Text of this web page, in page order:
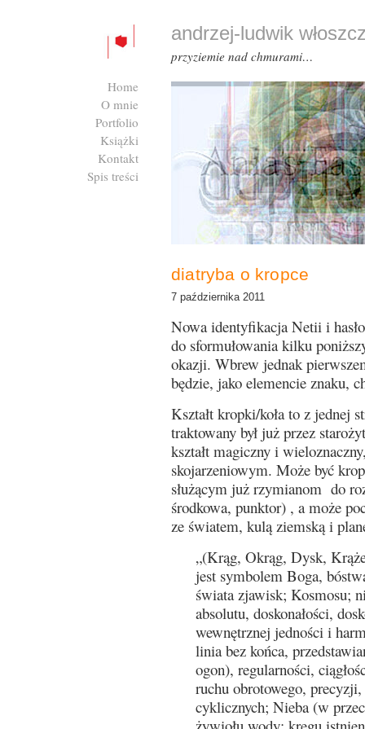
diatryba o kropce
7 października 2011
Nowa identyfikacja Netii i
do sformułowania kilku
okazji. Wbrew jednak
będzie, jako elemencie znaku,
Kształt kropki/koła to z jednej
traktowany był już przez
kształt magiczny i
skojarzeniowym. Może być
służącym już rzymianom do
środkowa, punktor) , a może
ze światem, kulą ziemską i
„(Krąg, Okrąg, Dysk,
jest symbolem Boga,
świata zjawisk; Kosmosu;
absolutu, doskonałości,
wewnętrznej jedności i
linia bez końca,
ogon), regularności,
ruchu obrotowego,
cyklicznych; Nieba (w
andrzej-ludwik
przyziemie nad chmurami…
Home
O mnie
Portfolio
Książki
Kontakt
Spis treści